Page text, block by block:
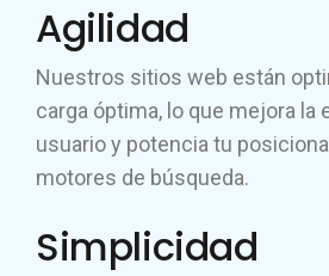
Agilidad
Nuestros sitios web están
carga óptima, lo que mejora la
usuario y potencia tu
motores de búsqueda.
Simplicidad